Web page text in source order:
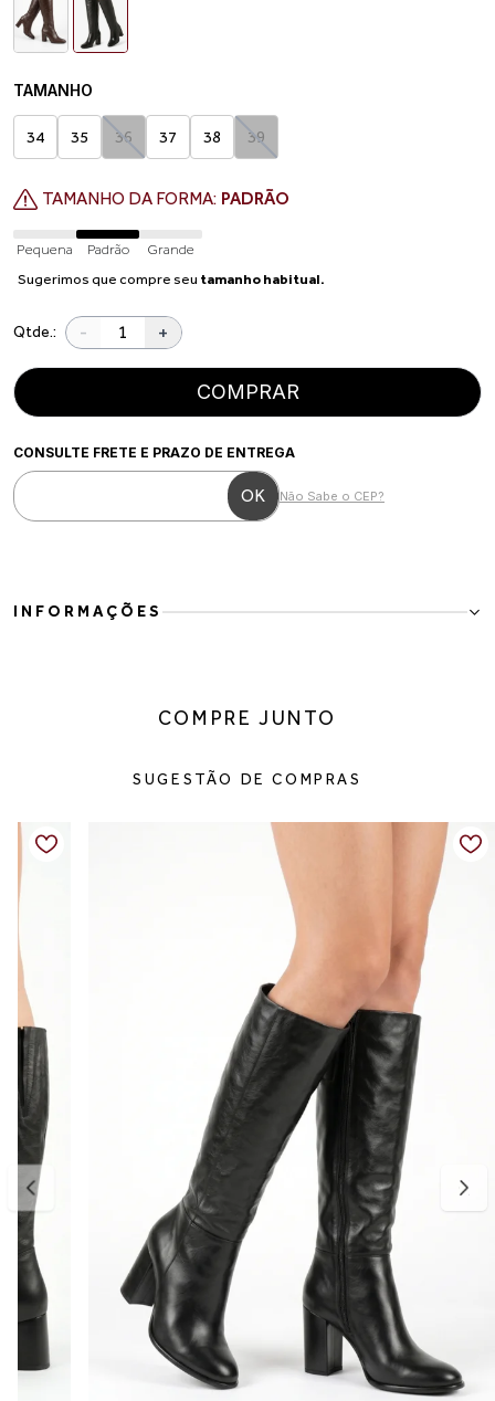
TAMANHO
34 35 36 37 38 39
TAMANHO DA FORMA: PADRÃO
Pequena Padrão
Grande
Sugerimos que compre seu tamanho habitual.
Qtde.: - +
COMPRAR
CONSULTE FRETE E PRAZO DE ENTREGA
Não Sabe o CEP?
INFORMAÇÕES
quem busca elegância, conforto e versatilidade nos dias mais frios.
estruturado que valoriza o visual e combina facilmente com
acabamento moderno, toque macio e excelente ajuste nas pernas.
O salto bloco de 8 cm proporciona estabilidade e conforto para o
uso prolongado, enquanto o bico levemente fino traz um visual
elegante e feminino.
O fechamento lateral facilita o calce e garante praticidade no dia a
dia. Seu solado em borracha antiderrapante oferece mais
segurança ao caminhar.
Detalhes do produto:
Material externo: Couro
Forro interno: Tecido
Solado: Borracha antiderrapante
Altura do salto: aproximadamente 8 cm
Altura do cano: aproximadamente 38 cm
Circunferência do cano: aproximadamente 34 cm
Tipo de salto: Bloco
Bico: Levemente fino
Fechamento: Zíper lateral
Cor: Preta
Tabela de medidas:
34 — aproximadamente 22,5 cm
35 — aproximadamente 23,0 cm
36 — aproximadamente 23,5 cm
37 — aproximadamente 24,5 cm
38 — aproximadamente 25,0 cm
39 — aproximadamente 25,5 cm
Indicamos medir o comprimento do pé para escolher o tamanho
COMPRE JUNTO
SUGESTÃO DE COMPRAS